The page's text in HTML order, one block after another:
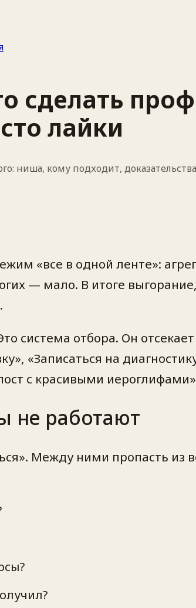
сделать
лайки
ниша, кому подходит,
«все в одной ленте»:
— мало. В итоге
система отбора. Он
«Записаться на
с красивыми
не работают
Между ними пропасть